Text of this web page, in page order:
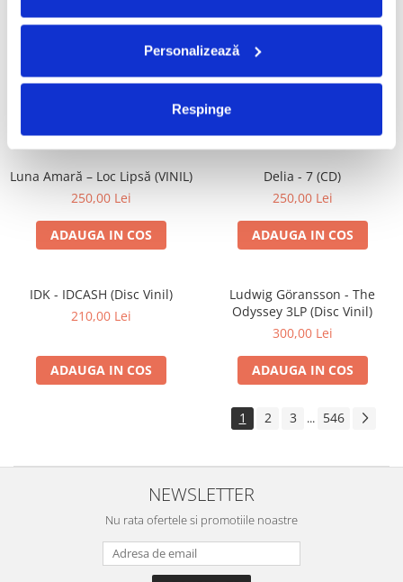
Personalizează
Respinge
Fugees - The Score (CD)
Cargo- Spiritus Sanctus (Editie
Aniversara) (Disc Vinil)
150,00 Lei
Luna Amară – Loc Lipsă (VINIL)
250,00 Lei
ADAUGA IN COS
Delia - 7 (CD)
250,00 Lei
ADAUGA IN COS
IDK - IDCASH (Disc Vinil)
210,00 Lei
ADAUGA IN COS
Ludwig Göransson - The
Odyssey 3LP (Disc Vinil)
300,00 Lei
ADAUGA IN COS
1 2 3 ... 546
NEWSLETTER
Nu rata ofertele si promotiile noastre